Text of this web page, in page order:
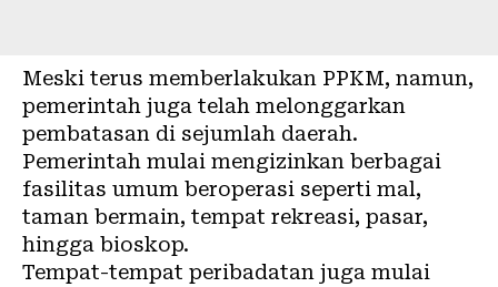
Meski terus memberlakukan PPKM, namun,
pemerintah juga telah melonggarkan
pembatasan di sejumlah daerah.
Pemerintah mulai mengizinkan berbagai
fasilitas umum beroperasi seperti mal,
taman bermain, tempat rekreasi, pasar,
hingga bioskop.
Tempat-tempat peribadatan juga mulai